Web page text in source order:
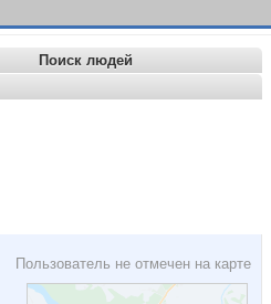
Поиск людей
Пользователь не отмечен на карте